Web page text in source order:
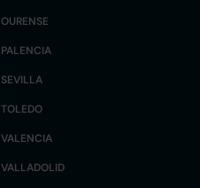
OURENSE
PALENCIA
SEVILLA
TOLEDO
VALENCIA
VALLADOLID